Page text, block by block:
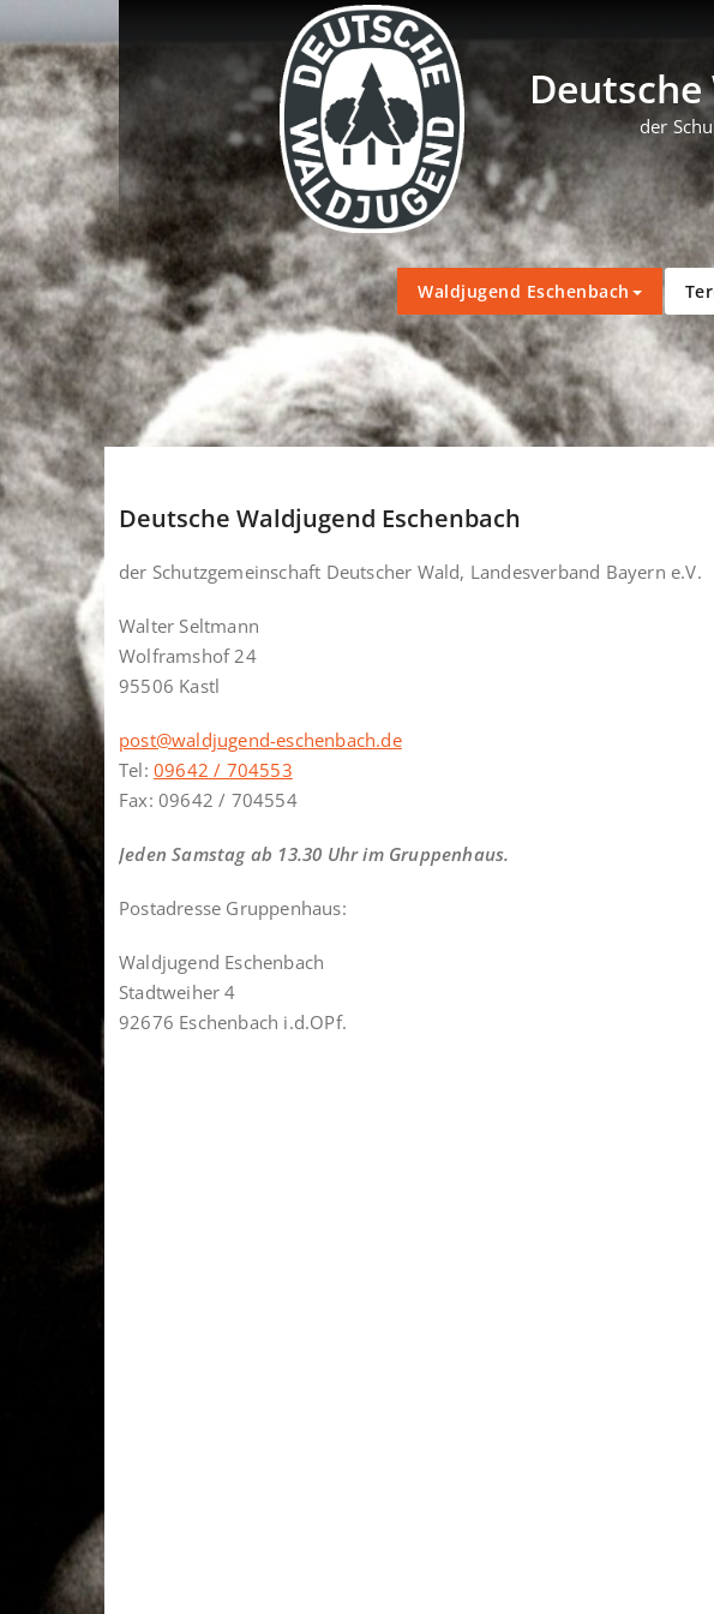
Inhalt
springen
der
Waldjugend Eschenbach
Deutsche Waldjugend Eschenbach
der Schutzgemeinschaft Deutscher Wald, Landesverband Bayern e.V.
Walter Seltmann
Wolframshof 24
95506 Kastl
post@waldjugend-eschenbach.de
Tel: 09642 / 704553
Fax: 09642 / 704554
Jeden Samstag ab 13.30 Uhr im Gruppenhaus.
Postadresse Gruppenhaus:
Waldjugend Eschenbach
Stadtweiher 4
92676 Eschenbach i.d.OPf.